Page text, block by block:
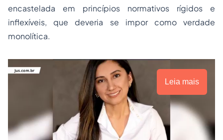
encastelada em princípios normativos rígidos e
inflexíveis, que deveria se impor como verdade
monolítica.
Leia mais